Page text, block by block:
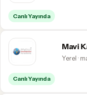
Canlı Yayında
Mavi
Yerel ·
Canlı Yayında